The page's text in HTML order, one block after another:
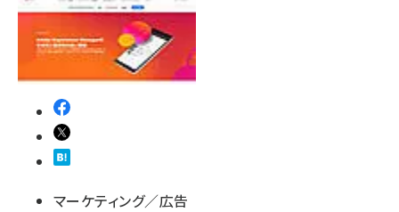
マーケティング／広告